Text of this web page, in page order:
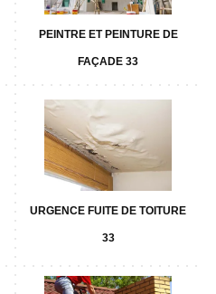
PEINTRE ET PEINTURE DE
FAÇADE 33
URGENCE FUITE DE TOITURE
33